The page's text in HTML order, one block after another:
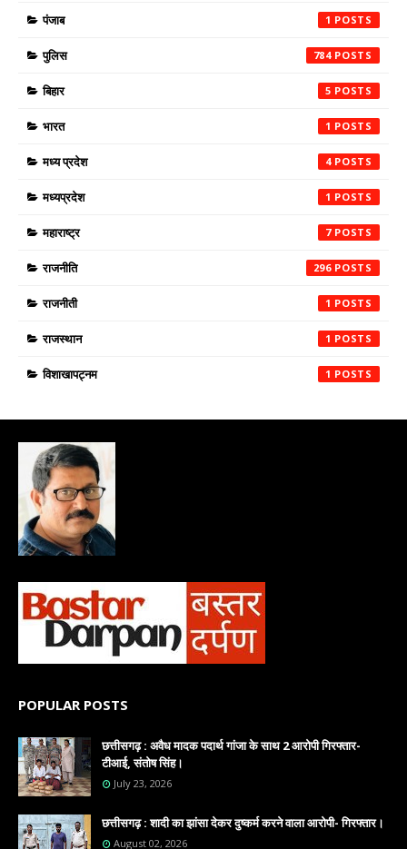
पंजाब 1
पुलिस 784
बिहार 5
भारत 1
मध्य प्रदेश 4
मध्यप्रदेश 1
महाराष्ट्र 7
राजनीति 296
राजनीती 1
राजस्थान 1
विशाखापट्नम 1
POPULAR POSTS
छत्तीसगढ़ : अवैध मादक पदार्थ गांजा के साथ 2 आरोपी गिरफ्तार-
टीआई, संतोष सिंह।
July 23, 2026
छत्तीसगढ़ : शादी का झांसा देकर दुष्कर्म करने वाला आरोपी- गिरफ्तार।
August 02, 2026